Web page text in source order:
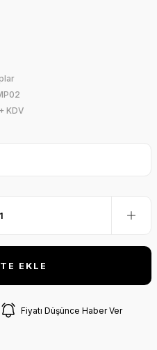
KDV
EKLE
Fiyatı Düşünce Haber Ver